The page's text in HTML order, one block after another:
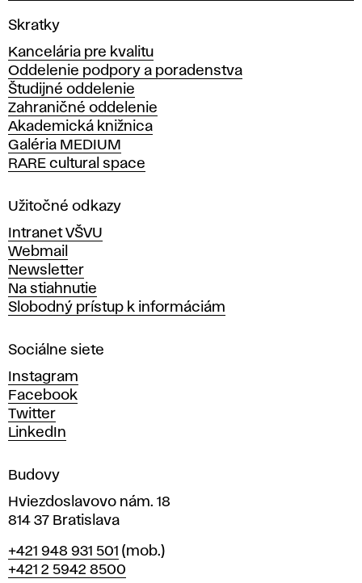
V
s
o
k
á
š
k
o
a
ý
t
v
a
r
ý
c
h
u
m
e
í
v
r
a
Skratky
Kancelária pre kvalitu
Oddelenie podpory a poradenstva
Študijné oddelenie
Zahraničné oddelenie
Akademická knižnica
Galéria MEDIUM
RARE cultural space
Užitočné odkazy
Intranet VŠVU
Webmail
Newsletter
Na stiahnutie
Slobodný prístup k informáciám
Sociálne siete
Instagram
Facebook
Twitter
LinkedIn
Budovy
Hviezdoslavovo nám. 18
814 37 Bratislava
Telefón
+421 948 931 501 (mob.)
+421 2 5942 8500